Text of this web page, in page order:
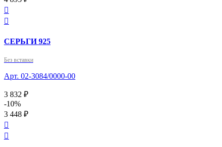


СЕРЬГИ 925
Без вставки
Арт. 02-3084/0000-00
3 832 ₽
-10%
3 448 ₽

